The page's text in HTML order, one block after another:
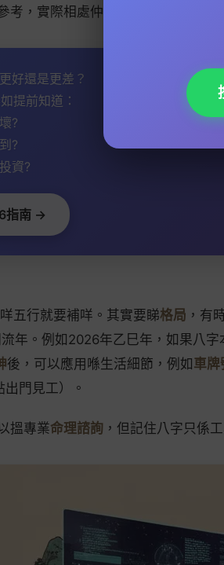
考，實際相處仲要睇性格同價值觀。
好還是更差？
提前知道：
?
?
資?
指南 →
五行就要補咩。其實要睇格局 ，有
流年。例如2026年乙巳年，如果八
後，可以應用喺生活細節，例如 車牌
門見工）。
搵專業命理諮詢 ，但記住八字只係